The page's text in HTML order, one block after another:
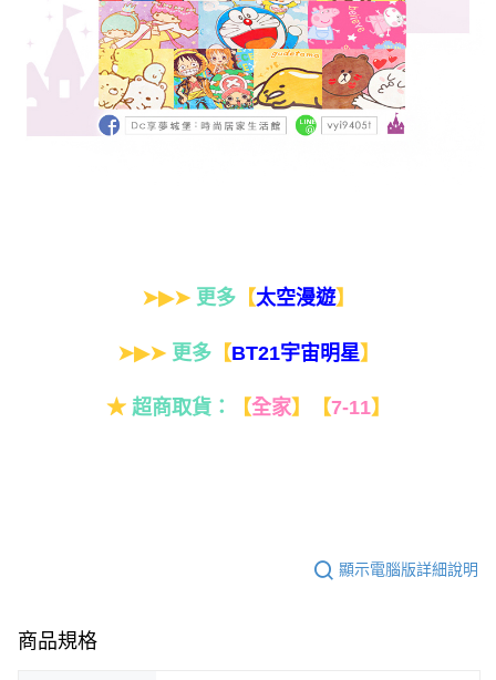
➤▶➤ 更多【太空漫遊】
➤▶➤ 更多【BT21宇宙明星】
★ 超商取貨： 【全家】 【7-11】
顯示電腦版詳細說明
商品規格